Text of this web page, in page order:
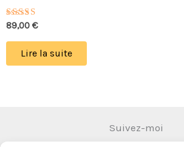
Note
5.00
sur 5
89,00 €
Lire la suite
Suivez-moi